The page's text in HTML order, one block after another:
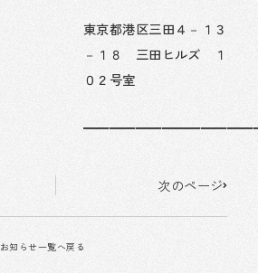
東京都港区三田４－１３
－１８ 三田ヒルズ １
０２号室
次のページ
お知らせ一覧へ戻る